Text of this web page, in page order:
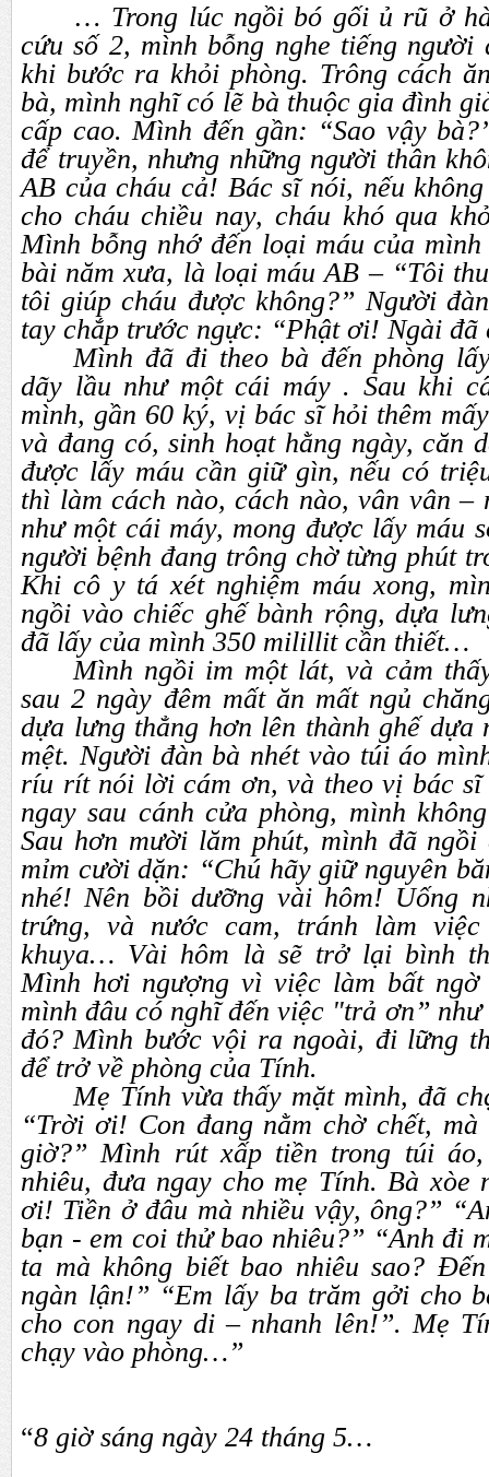
… Trong lúc ngồi bó gối ủ rũ ở
cứu số 2, mình bỗng nghe tiếng người
khi bước ra khỏi phòng. Trông cách
bà, mình nghĩ có lẽ bà thuộc gia đình
cấp cao. Mình đến gần: “Sao vậy
để truyền, nhưng những người thân
AB của cháu cả! Bác sĩ nói, nếu
cho cháu chiều nay, cháu khó qua
Mình bỗng nhớ đến loại máu của
bài năm xưa, là loại máu AB – “Tôi
tôi giúp cháu được không?” Người
tay chắp trước ngực: “Phật ơi! Ngài
Mình đã đi theo bà đến phòng
dãy lầu như một cái máy . Sau khi
mình, gần 60 ký, vị bác sĩ hỏi thêm
và đang có, sinh hoạt hằng ngày, căn
được lấy máu cần giữ gìn, nếu có
thì làm cách nào, cách nào, vân vân –
như một cái máy, mong được lấy máu
người bệnh đang trông chờ từng phút
Khi cô y tá xét nghiệm máu xong,
ngồi vào chiếc ghế bành rộng, dựa
đã lấy của mình 350 milillit cần thiết…
Mình ngồi im một lát, và cảm
sau 2 ngày đêm mất ăn mất ngủ
dựa lưng thẳng hơn lên thành ghế dựa
mệt. Người đàn bà nhét vào túi áo
ríu rít nói lời cám ơn, và theo vị bác sĩ
ngay sau cánh cửa phòng, mình
Sau hơn mười lăm phút, mình đã
mỉm cười dặn: “Chú hãy giữ nguyên
nhé! Nên bồi dưỡng vài hôm! Uống
trứng, và nước cam, tránh làm việc
khuya… Vài hôm là sẽ trở lại bình
Mình hơi ngượng vì việc làm bất
mình đâu có nghĩ đến việc "trả ơn”
đó? Mình bước vội ra ngoài, đi lững
để trở về phòng của Tính.
Mẹ Tính vừa thấy mặt mình, đã
“Trời ơi! Con đang nằm chờ chết,
giờ?” Mình rút xấp tiền trong túi
nhiêu, đưa ngay cho mẹ Tính. Bà xòe
ơi! Tiền ở đâu mà nhiều vậy, ông?”
bạn - em coi thử bao nhiêu?” “Anh đi
ta mà không biết bao nhiêu sao?
ngàn lận!” “Em lấy ba trăm gởi cho
cho con ngay di – nhanh lên!”. Mẹ
chạy vào phòng…”
“8 giờ sáng ngày 24 tháng 5…